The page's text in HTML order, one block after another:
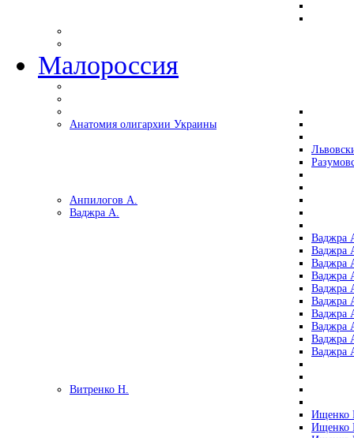
Малороссия
Анатомия олигархии Украины
Анпилогов А.
Ваджра А.
Ваджра
Ваджра
Ваджра
Ваджра
Ваджра
Ваджра
Ваджра
Ваджра
Ваджра
Ваджра
Витренко Н.
Ищенко
Ищенко